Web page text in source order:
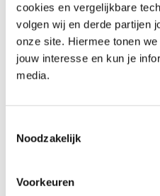
cookies en vergelijkbare
volgen wij en derde partijen
onze site. Hiermee tonen
jouw interesse en kun je
media.
Noodzakelijk
Voorkeuren
BMW
F 900 R
€ 10.490,-
Uit2026